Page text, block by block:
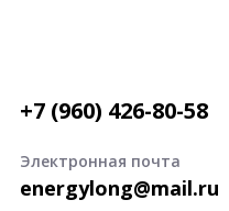
+7 (960) 426-80-58
Электронная почта
energylong@mail.ru